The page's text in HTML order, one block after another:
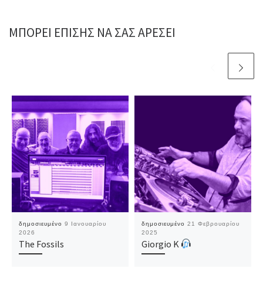
ΜΠΟΡΕΊ ΕΠΊΣΗΣ ΝΑ ΣΑΣ ΑΡΈΣΕΙ
δημοσιευμένο 9 Ιανουαρίου
2026
The Fossils
δημοσιευμένο 21 Φεβρουαρίου
2025
Giorgio K